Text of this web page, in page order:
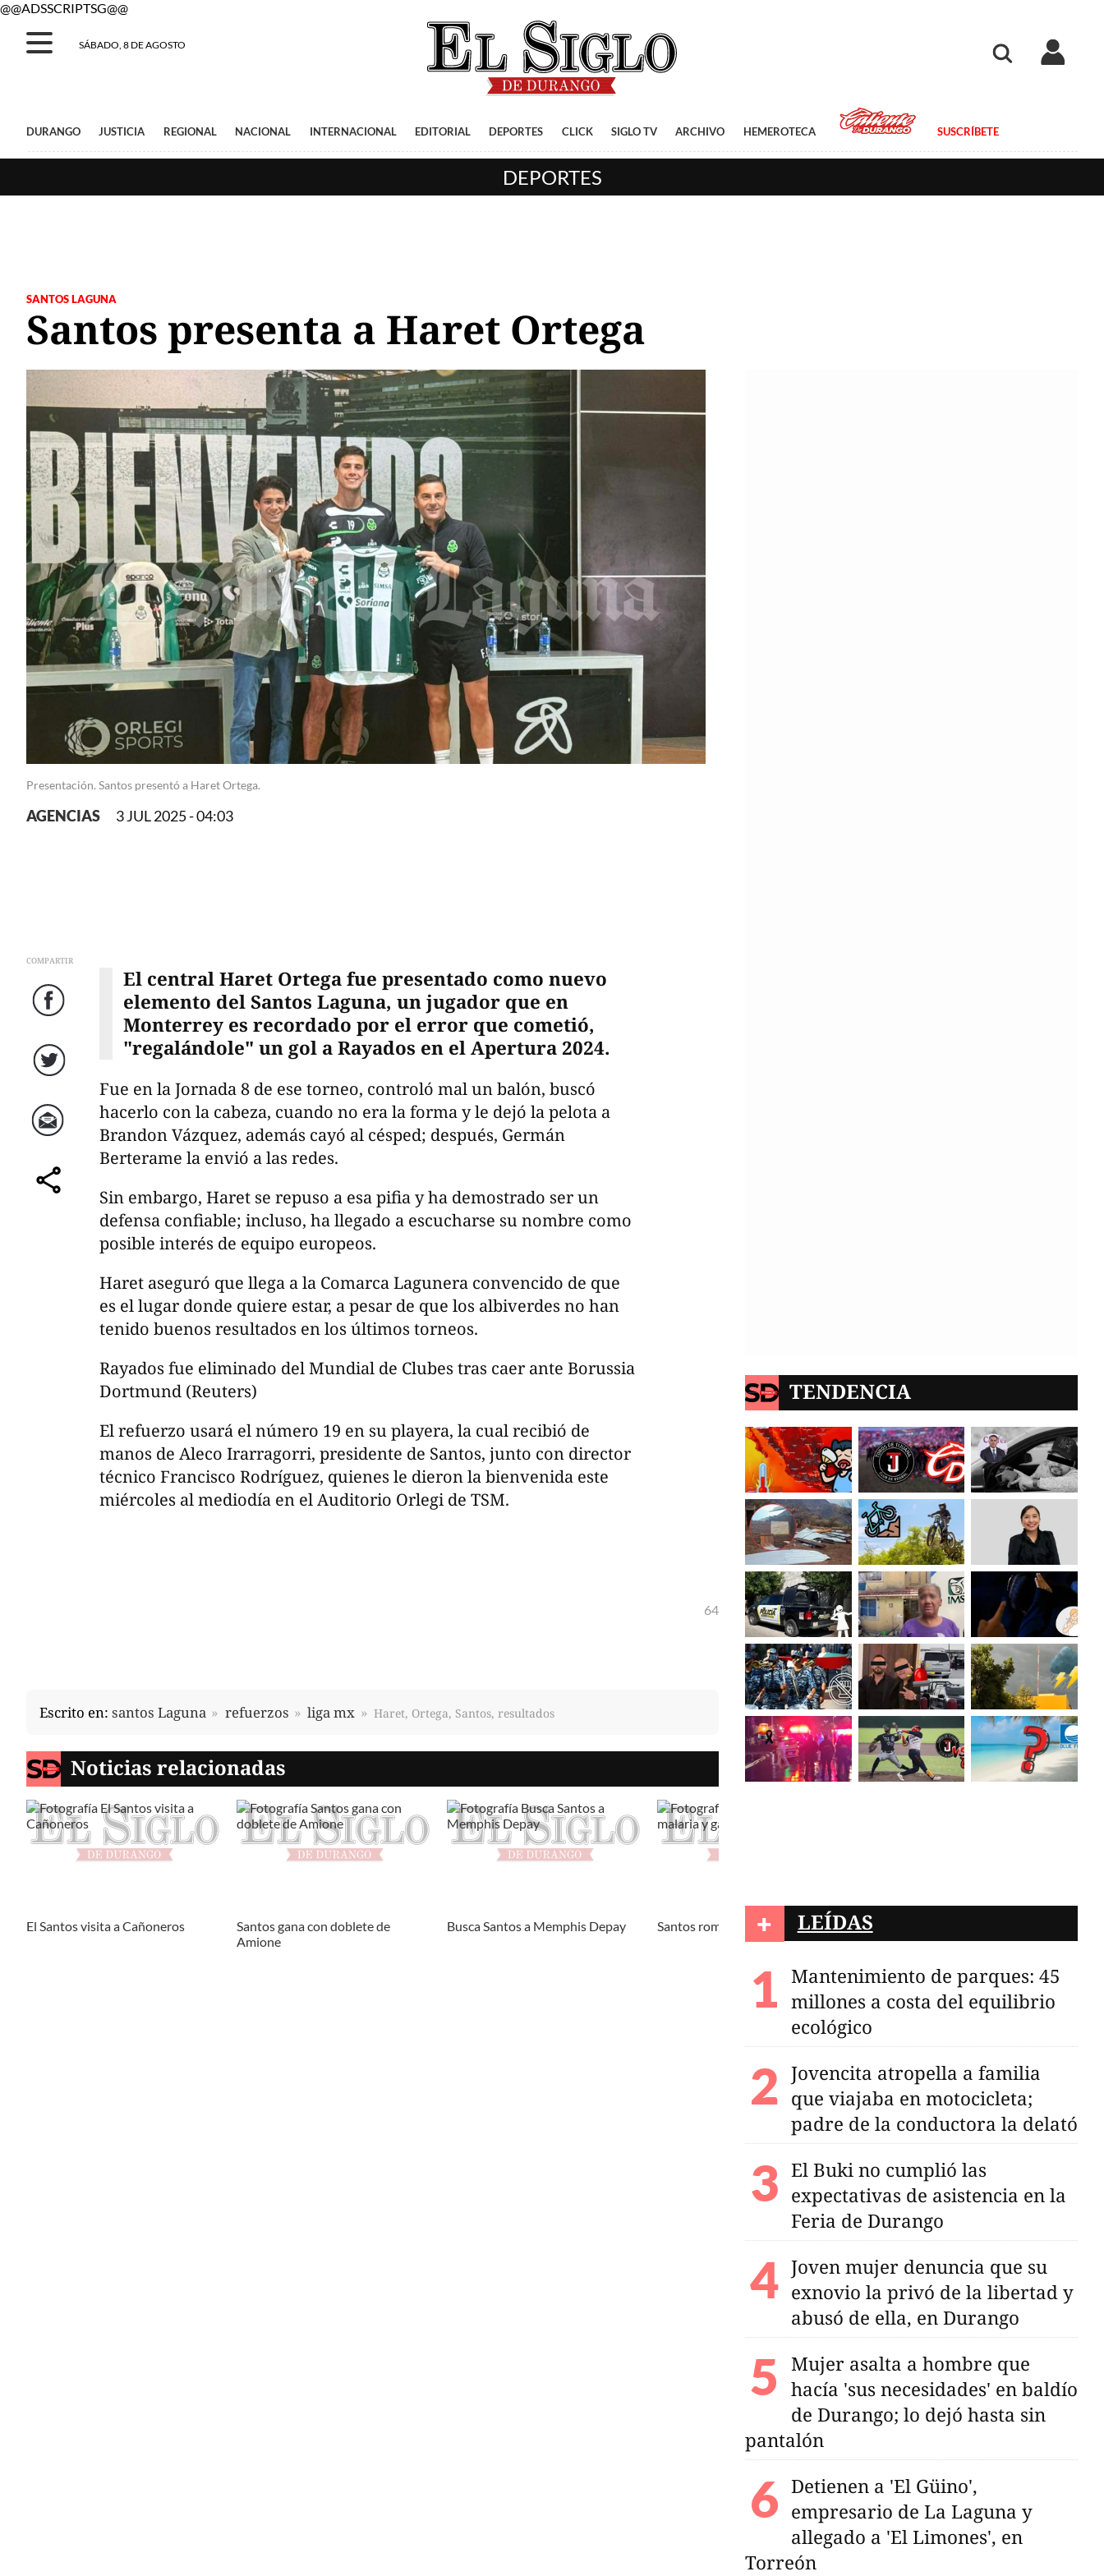
@@ADSSCRIPTSG@@
SÁBADO, 8 DE AGOSTO
DURANGO JUSTICIA REGIONAL NACIONAL INTERNACIONAL EDITORIAL DEPORTES CLICK SIGLO TV ARCHIVO HEMEROTECA SUSCRÍBETE
DEPORTES
SANTOS LAGUNA
Santos presenta a Haret Ortega
Presentación. Santos presentó a Haret Ortega.
AGENCIAS 3 JUL 2025 - 04:03
COMPARTIR
Facebook
Twitter
Correo
comparte
El central Haret Ortega fue presentado como nuevo
elemento del Santos Laguna, un jugador que en
Monterrey es recordado por el error que cometió,
"regalándole" un gol a Rayados en el Apertura 2024.
Fue en la Jornada 8 de ese torneo, controló mal un balón, buscó
hacerlo con la cabeza, cuando no era la forma y le dejó la pelota a
Brandon Vázquez, además cayó al césped; después, Germán
Berterame la envió a las redes.
Sin embargo, Haret se repuso a esa pifia y ha demostrado ser un
defensa confiable; incluso, ha llegado a escucharse su nombre como
posible interés de equipo europeos.
Haret aseguró que llega a la Comarca Lagunera convencido de que
es el lugar donde quiere estar, a pesar de que los albiverdes no han
tenido buenos resultados en los últimos torneos.
Rayados fue eliminado del Mundial de Clubes tras caer ante Borussia
Dortmund (Reuters)
El refuerzo usará el número 19 en su playera, la cual recibió de
manos de Aleco Irarragorri, presidente de Santos, junto con director
técnico Francisco Rodríguez, quienes le dieron la bienvenida este
miércoles al mediodía en el Auditorio Orlegi de TSM.
64
Escrito en: santos Laguna refuerzos liga mx Haret, Ortega, Santos, resultados
Noticias relacionadas
El Santos visita a Cañoneros
Santos gana con doblete de
Amione
Busca Santos a Memphis Depay Santos rompe la malaria y gana
TENDENCIA
+ LEÍDAS
Mantenimiento de parques: 45
millones a costa del equilibrio
ecológico
Jovencita atropella a familia
que viajaba en motocicleta;
padre de la conductora la delató
El Buki no cumplió las
expectativas de asistencia en la
Feria de Durango
Joven mujer denuncia que su
exnovio la privó de la libertad y
abusó de ella, en Durango
Mujer asalta a hombre que
hacía 'sus necesidades' en baldío
de Durango; lo dejó hasta sin
pantalón
Detienen a 'El Güino',
empresario de La Laguna y
allegado a 'El Limones', en
Torreón